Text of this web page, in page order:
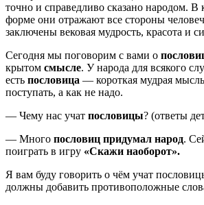
точно и справедливо сказано народом. В
форме они отражают все стороны
заключены вековая мудрость, красота и
Сегодня мы поговорим с вами о
крытом смысле. У народа для всякого
есть пословица — короткая мудрая
поступать, а как не надо.
— Чему нас учат пословицы? (ответы
— Много пословиц придумал народ.
поиграть в игру «Скажи наоборот».
Я вам буду говорить о чём учат
должны добавить противоположные